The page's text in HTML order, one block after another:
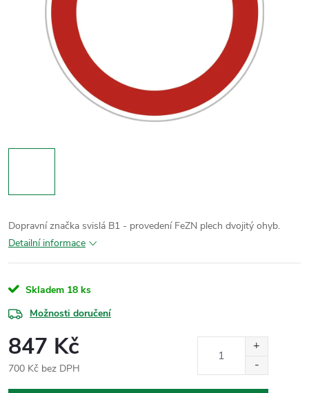
Dopravní značka svislá B1 - provedení FeZN plech dvojitý ohyb.
Detailní informace
Skladem 18 ks
Možnosti doručení
847 Kč
700 Kč bez DPH